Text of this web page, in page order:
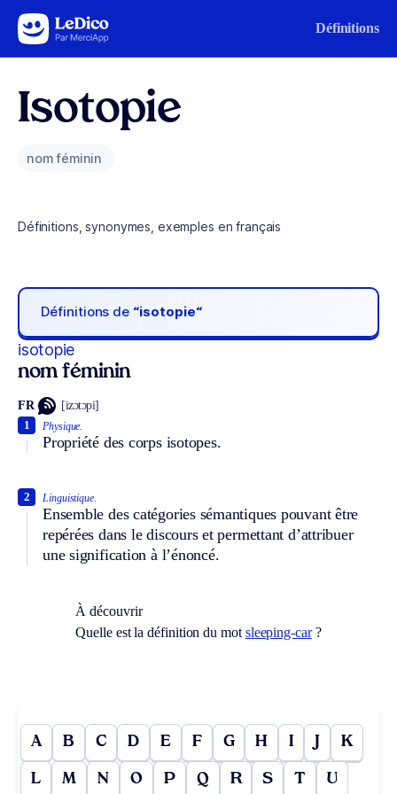
Aller au contenu Définitions
Isotopie
nom féminin
Définitions, synonymes, exemples en français
Définitions de “isotopie“
isotopie
nom féminin
FR [izɔtɔpi]
Physique.
Propriété des corps isotopes.
1
Linguistique.
Ensemble des catégories sémantiques pouvant être
repérées dans le discours et permettant d’attribuer
une signification à l’énoncé.
2
À découvrir
Quelle est la définition du mot sleeping-car?
A B C D E F G H I J K
L M N O P Q R S T U